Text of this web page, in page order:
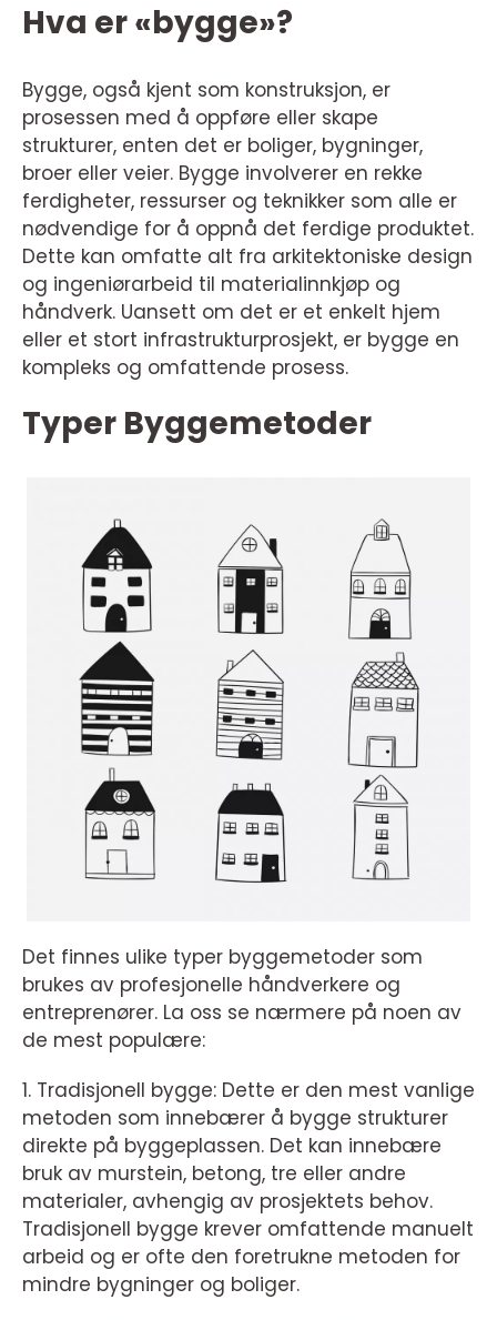
Hva er «bygge»?
Bygge, også kjent som konstruksjon, er
prosessen med å oppføre eller skape
strukturer, enten det er boliger, bygninger,
broer eller veier. Bygge involverer en rekke
ferdigheter, ressurser og teknikker som alle er
nødvendige for å oppnå det ferdige produktet.
Dette kan omfatte alt fra arkitektoniske design
og ingeniørarbeid til materialinnkjøp og
håndverk. Uansett om det er et enkelt hjem
eller et stort infrastrukturprosjekt, er bygge en
kompleks og omfattende prosess.
Typer Byggemetoder
Det finnes ulike typer byggemetoder som
brukes av profesjonelle håndverkere og
entreprenører. La oss se nærmere på noen av
de mest populære:
1. Tradisjonell bygge: Dette er den mest vanlige
metoden som innebærer å bygge strukturer
direkte på byggeplassen. Det kan innebære
bruk av murstein, betong, tre eller andre
materialer, avhengig av prosjektets behov.
Tradisjonell bygge krever omfattende manuelt
arbeid og er ofte den foretrukne metoden for
mindre bygninger og boliger.